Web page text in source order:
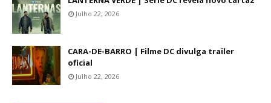
Julho 22, 2026
CARA-DE-BARRO | Filme DC divulga trailer
oficial
Julho 22, 2026